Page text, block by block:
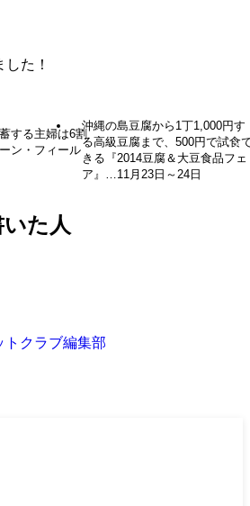
た！
する主婦は6割
ン・フィール
沖縄の島豆腐から1丁1,000円す
る高級豆腐まで、500円で試食
きる『2014豆腐＆大豆食品フェ
ア』…11月23日～24日
た人
トクラブ編集部